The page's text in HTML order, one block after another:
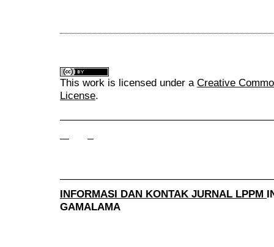
This work is licensed under a Creative
License.
INFORMASI DAN KONTAK JURNAL LPPM
GAMALAMA